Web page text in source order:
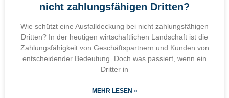
nicht zahlungsfähigen Dritten?
Wie schützt eine Ausfalldeckung bei nicht zahlungsfähigen
Dritten? In der heutigen wirtschaftlichen Landschaft ist die
Zahlungsfähigkeit von Geschäftspartnern und Kunden von
entscheidender Bedeutung. Doch was passiert, wenn ein
Dritter in
MEHR LESEN »